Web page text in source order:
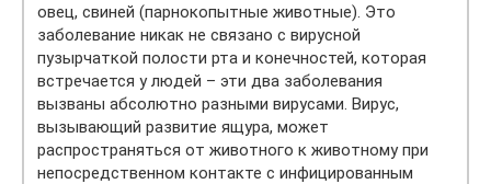
овец, свиней (парнокопытные животные). Это
заболевание никак не связано с вирусной
пузырчаткой полости рта и конечностей, которая
встречается у людей – эти два заболевания
вызваны абсолютно разными вирусами. Вирус,
вызывающий развитие ящура, может
распространяться от животного к животному при
непосредственном контакте с инфицированным